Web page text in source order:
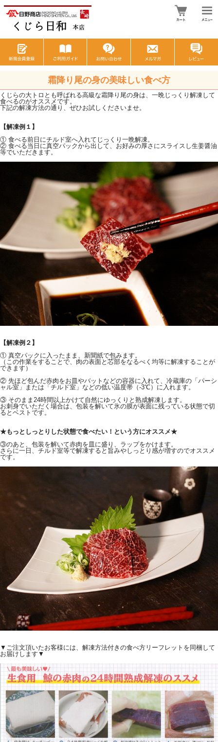
霜降り尾の身の美味しい食べ方
くじらの大トロとも呼ばれる高級な霜降り尾の身は、一晩じっくり解凍して
食べるのがオススメです。
下記の解凍方法の通り、ぜひお試しくださいませ。
【解凍例１】
① 食べる前日にチルド室へ入れてじっくり一晩解凍。
② 食べる当日に真空パックから出して、お好みの厚さにスライスし生姜醤油
等でいただきます。
【解凍例２】
① 真空パックに入ったまま、新聞紙で包みます。
（この作業をすることで、肉の表面と芯部をなるべく均等に解凍することが
できます）
② 先ほど包んだ赤肉をお皿やバットなどの容器に入れて、冷蔵庫の「パーシ
ャル室」または「チルド室」などの低い温度帯（-3℃）に入れます。
③ そのまま24時間以上かけて自然にゆっくりと熟成解凍します。
お刺身でいただく場合は、包装を解いて氷の膜が表面に残っている状態で切
るとベストです。
★もっとしっとりした状態で食べたい！という方にオススメ★
③のあと、包装を解いて赤肉を皿に盛り、ラップをかけます。
さらに一日、チルド室等で解凍すると旨みやしっとり感が増すのでオススメ
です。
▼ご注文頂いたお客様には、解凍方法付きの食べ方リーフレットを同梱して
お届けします▼